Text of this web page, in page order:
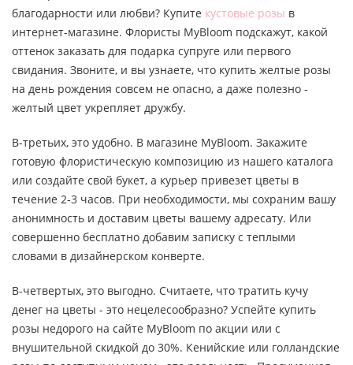
благодарности или любви? Купите кустовые розы в
интернет-магазине. Флористы MyBloom подскажут, какой
оттенок заказать для подарка супруге или первого
свидания. Звоните, и вы узнаете, что купить желтые розы
на день рождения совсем не опасно, а даже полезно -
желтый цвет укрепляет дружбу.
В-третьих, это удобно. В магазине MyBloom. Закажите
готовую флористическую композицию из нашего каталога
или создайте свой букет, а курьер привезет цветы в
течение 2-3 часов. При необходимости, мы сохраним вашу
анонимность и доставим цветы вашему адресату. Или
совершенно бесплатно добавим записку с теплыми
словами в дизайнерском конверте.
В-четвертых, это выгодно. Считаете, что тратить кучу
денег на цветы - это нецелесообразно? Успейте купить
розы недорого на сайте MyBloom по акции или с
внушительной скидкой до 30%. Кенийские или голландские